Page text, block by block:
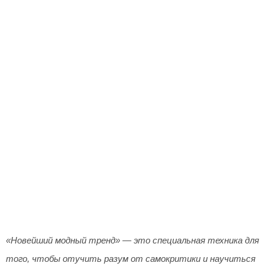
«Новейший модный тренд» — это специальная техника для
того, чтобы отучить разум от самокритики и научиться